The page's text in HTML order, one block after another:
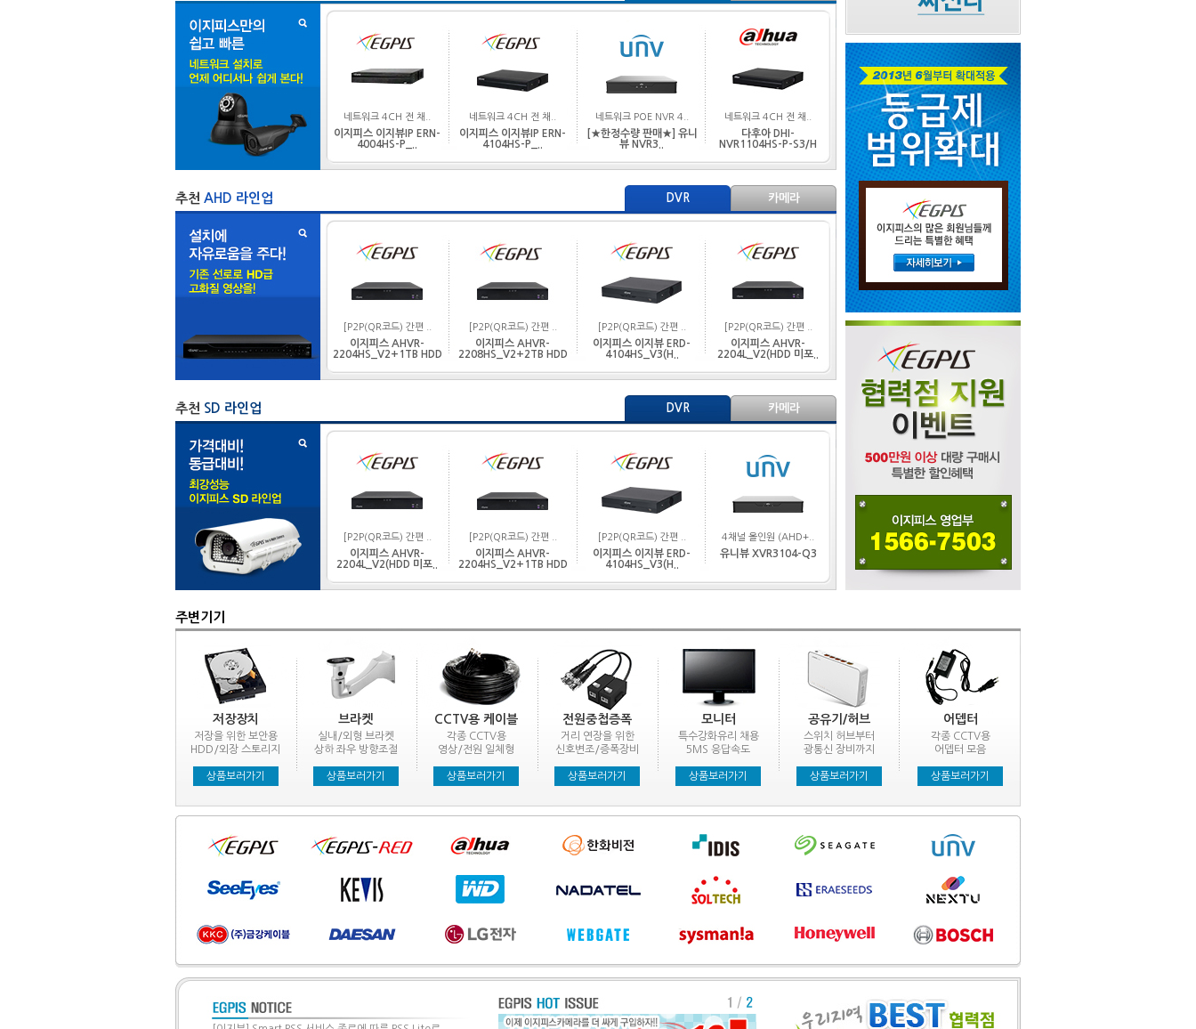
네트워크 4CH 전 채..
이지피스 이지뷰IP ERN-
4004HS-P_..
네트워크 4CH 전 채..
이지피스 이지뷰IP ERN-
4104HS-P_..
네트워크 POE NVR 4..
[★한정수량 판매★] 유니
뷰 NVR3..
네트워크 4CH 전 채..
다후아 DHI-
NVR1104HS-P-S3/H
추천 AHD 라인업 DVR 카메라
[P2P(QR코드) 간편 ..
이지피스 AHVR-
2204HS_V2+1TB HDD
[P2P(QR코드) 간편 ..
이지피스 AHVR-
2208HS_V2+2TB HDD
[P2P(QR코드) 간편 ..
이지피스 이지뷰 ERD-
4104HS_V3(H..
[P2P(QR코드) 간편 ..
이지피스 AHVR-
2204L_V2(HDD 미포..
추천 SD 라인업 DVR 카메라
[P2P(QR코드) 간편 ..
이지피스 AHVR-
2204L_V2(HDD 미포..
[P2P(QR코드) 간편 ..
이지피스 AHVR-
2204HS_V2+1TB HDD
[P2P(QR코드) 간편 ..
이지피스 이지뷰 ERD-
4104HS_V3(H..
4채널 올인원 (AHD+..
유니뷰 XVR3104-Q3
주변기기
저장장치
저장을 위한 보안용
HDD/외장 스토리지
상품보러가기
브라켓
실내/외형 브라켓
상하 좌우 방향조절
상품보러가기
CCTV용 케이블
각종 CCTV용
영상/전원 일체형
상품보러가기
전원중첩증폭
거리 연장을 위한
신호변조/증폭장비
상품보러가기
모니터
특수강화유리 채용
5MS 응답속도
상품보러가기
공유기/허브
스위치 허브부터
광통신 장비까지
상품보러가기
어뎁터
각종 CCTV용
어뎁터 모음
상품보러가기